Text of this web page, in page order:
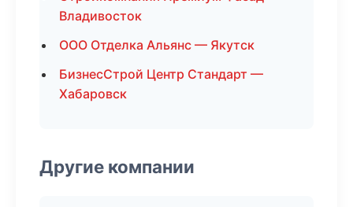
Владивосток
ООО Отделка Альянс — Якутск
БизнесСтрой Центр Стандарт —
Хабаровск
Другие компании